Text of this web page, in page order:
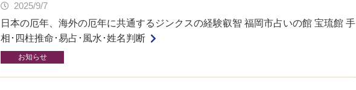
2025/9/7
日本の厄年、海外の厄年に共通するジンクスの経験叡智 福岡市占いの館 宝琉館 手
相･四柱推命･易占･風水･姓名判断
お知らせ